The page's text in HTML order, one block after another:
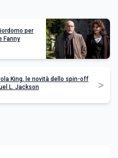
per
Fanny
King, le novità dello spin-off
L. Jackson
>